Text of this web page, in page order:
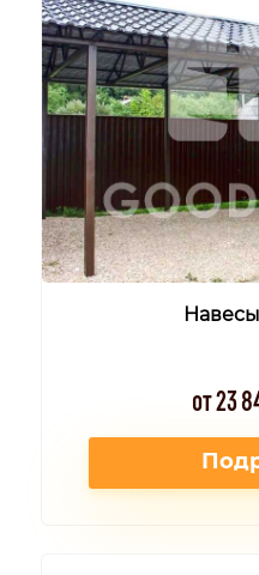
от 23